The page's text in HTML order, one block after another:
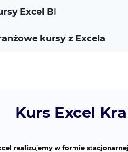
Excel BI
kursy z Excela
Kurs Excel
realizujemy w formie